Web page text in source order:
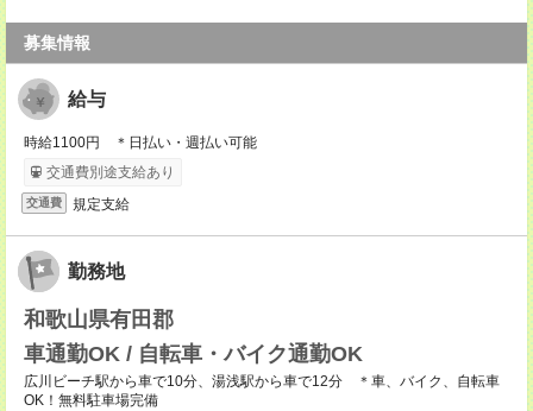
募集情報
給与
時給1100円 ＊日払い・週払い可能
交通費別途支給あり
交通費 規定支給
勤務地
和歌山県有田郡
車通勤OK / 自転車・バイク通勤OK
広川ビーチ駅から車で10分、湯浅駅から車で12分 ＊車、バイク、自転車
OK！無料駐車場完備